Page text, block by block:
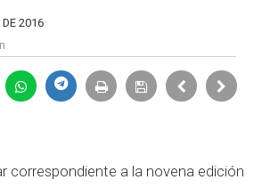
DE 2016
correspondiente a la novena edición